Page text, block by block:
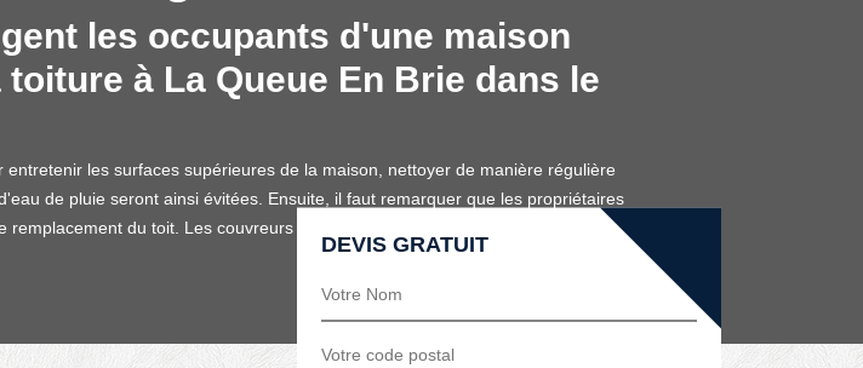
DEVIS GRATUIT
les occupants d'une maison
à La Queue En Brie dans le
les surfaces supérieures de la maison, nettoyer de manière régulière
de pluie seront ainsi évitées. Ensuite, il faut remarquer que les propriétaires
du toit. Les couvreurs expliquent que le nettoyage est un